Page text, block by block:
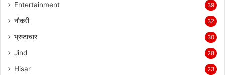
Entertainment 39
नौकरी 32
भ्रष्टाचार 30
Jind 28
Hisar 23